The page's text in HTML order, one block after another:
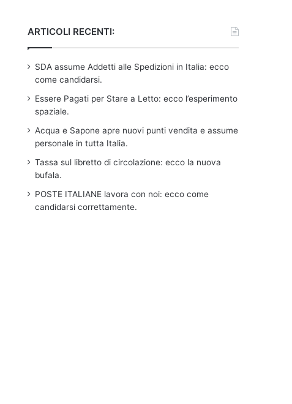
ARTICOLI RECENTI:
SDA assume Addetti alle Spedizioni in Italia: ecco
come candidarsi.
Essere Pagati per Stare a Letto: ecco l’esperimento
spaziale.
Acqua e Sapone apre nuovi punti vendita e assume
personale in tutta Italia.
Tassa sul libretto di circolazione: ecco la nuova
bufala.
POSTE ITALIANE lavora con noi: ecco come
candidarsi correttamente.